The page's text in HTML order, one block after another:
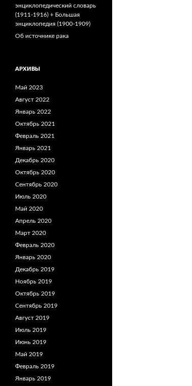
энциклопедический словарь
(1911-1916) + Большая
энциклопедия (1900-1909)
Об источнике рака
АРХИВЫ
Май 2023
Август 2022
Январь 2022
Октябрь 2021
Февраль 2021
Январь 2021
Декабрь 2020
Октябрь 2020
Сентябрь 2020
Июль 2020
Май 2020
Апрель 2020
Март 2020
Февраль 2020
Январь 2020
Декабрь 2019
Ноябрь 2019
Октябрь 2019
Сентябрь 2019
Август 2019
Июль 2019
Июнь 2019
Май 2019
Февраль 2019
Январь 2019